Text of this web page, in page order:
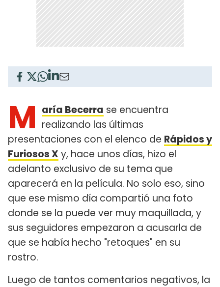
M aría Becerra se encuentra
realizando las últimas
presentaciones con el elenco de Rápidos y
Furiosos X y, hace unos días, hizo el
adelanto exclusivo de su tema que
aparecerá en la película. No solo eso, sino
que ese mismo día compartió una foto
donde se la puede ver muy maquillada, y
sus seguidores empezaron a acusarla de
que se había hecho "retoques" en su
rostro.
Luego de tantos comentarios negativos, la